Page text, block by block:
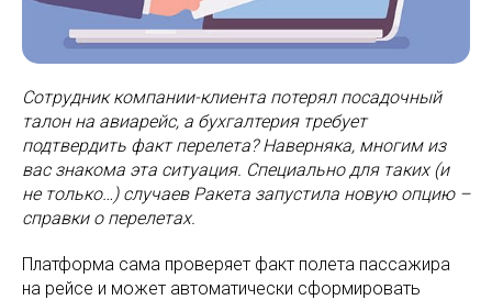
Сотрудник компании-клиента потерял посадочный
талон на авиарейс, а бухгалтерия требует
подтвердить факт перелета? Наверняка, многим из
вас знакома эта ситуация. Специально для таких (и
не только…) случаев Ракета запустила новую опцию –
справки о перелетах.
Платформа сама проверяет факт полета пассажира
на рейсе и может автоматически сформировать